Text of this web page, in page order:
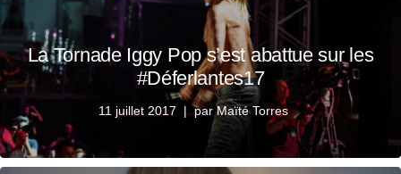
La Tornade Iggy Pop s’est abattue sur les
#Déferlantes17
11 juillet 2017 parMaïté Torres